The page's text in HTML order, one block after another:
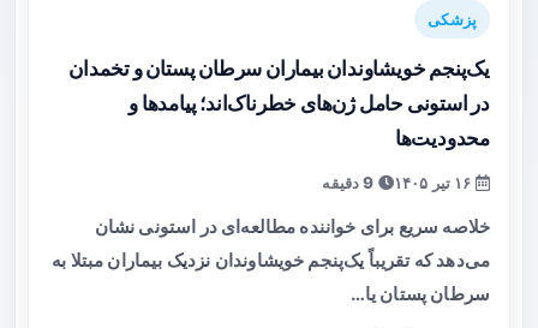
پزشکی
یک‌پنجم خویشاوندان بیماران سرطان پستان و تخمدان
در استونی حامل ژن‌های خطرناک‌اند؛ پیامدها و
محدودیت‌ها
خلاصه سریع برای خواننده مطالعه‌ای در استونی نشان
می‌دهد که تقریباً یک‌پنجم خویشاوندان نزدیک بیماران مبتلا به
سرطان پستان یا…